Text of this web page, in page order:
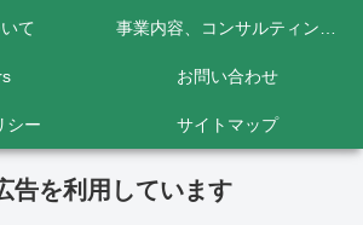
て 事業内容、コンサルティング料金など
お問い合わせ
シー サイトマップ
告を利用しています